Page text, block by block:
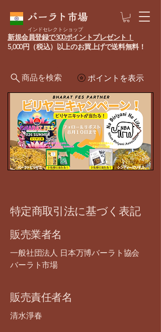
バーラト市場
ポイントを表示
新規会員登録で300ポイントプレゼント！
5,000円（税込）以上のお買上げで送料無料！
インドセレクトショップ
商品を検索
特定商取引法に基づく表記
販売業者名
一般社団法人 日本万博バーラト協会
バーラト市場
販売責任者名
清水淨春